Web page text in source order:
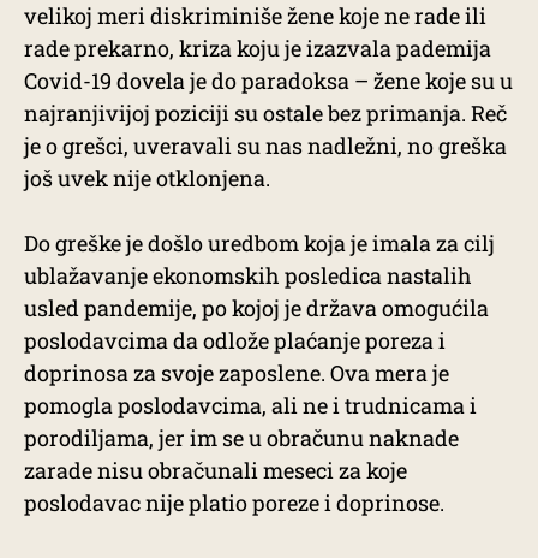
velikoj meri diskriminiše žene koje ne rade ili
rade prekarno, kriza koju je izazvala pademija
Covid-19 dovela je do paradoksa – žene koje su u
najranjivijoj poziciji su ostale bez primanja. Reč
je o grešci, uveravali su nas nadležni, no greška
još uvek nije otklonjena.
Do greške je došlo uredbom koja je imala za cilj
ublažavanje ekonomskih posledica nastalih
usled pandemije, po kojoj je država omogućila
poslodavcima da odlože plaćanje poreza i
doprinosa za svoje zaposlene. Ova mera je
pomogla poslodavcima, ali ne i trudnicama i
porodiljama, jer im se u obračunu naknade
zarade nisu obračunali meseci za koje
poslodavac nije platio poreze i doprinose.